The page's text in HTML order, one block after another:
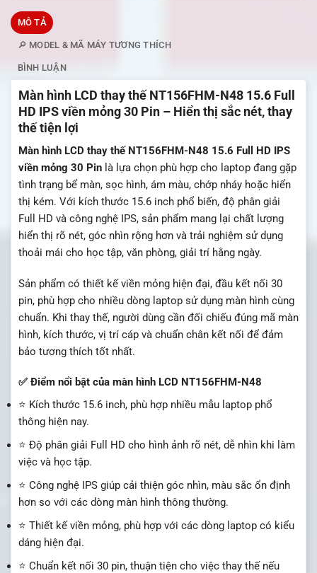
MÔ TẢ
🔎 MODEL & MÃ MÁY TƯƠNG THÍCH
BÌNH LUẬN
Màn hình LCD thay thế NT156FHM-N48 15.6 Full
HD IPS viền mỏng 30 Pin – Hiển thị sắc nét, thay
thế tiện lợi
Màn hình LCD thay thế NT156FHM-N48 15.6 Full HD IPS
viền mỏng 30 Pin là lựa chọn phù hợp cho laptop đang gặp
tình trạng bể màn, sọc hình, ám màu, chớp nháy hoặc hiển
thị kém. Với kích thước 15.6 inch phổ biến, độ phân giải
Full HD và công nghệ IPS, sản phẩm mang lại chất lượng
hiển thị rõ nét, góc nhìn rộng hơn và trải nghiệm sử dụng
thoải mái cho học tập, văn phòng, giải trí hằng ngày.
Sản phẩm có thiết kế viền mỏng hiện đại, đầu kết nối 30
pin, phù hợp cho nhiều dòng laptop sử dụng màn hình cùng
chuẩn. Khi thay thế, người dùng cần đối chiếu đúng mã màn
hình, kích thước, vị trí cáp và chuẩn chân kết nối để đảm
bảo tương thích tốt nhất.
✅ Điểm nổi bật của màn hình LCD NT156FHM-N48
⭐ Kích thước 15.6 inch, phù hợp nhiều mẫu laptop phổ
thông hiện nay.
⭐ Độ phân giải Full HD cho hình ảnh rõ nét, dễ nhìn khi làm
việc và học tập.
⭐ Công nghệ IPS giúp cải thiện góc nhìn, màu sắc ổn định
hơn so với các dòng màn hình thông thường.
⭐ Thiết kế viền mỏng, phù hợp với các dòng laptop có kiểu
dáng hiện đại.
⭐ Chuẩn kết nối 30 pin, thuận tiện cho việc thay thế nếu